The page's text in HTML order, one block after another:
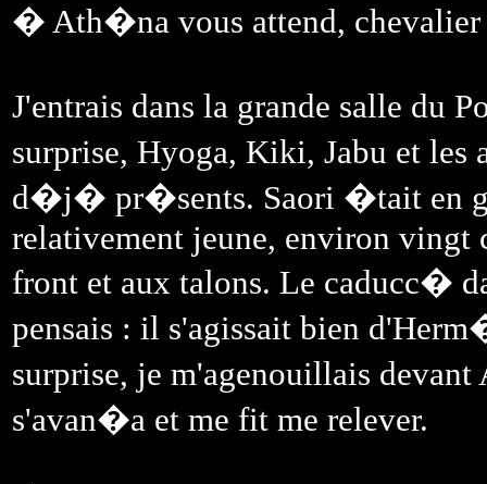
� Ath�na vous attend,
J'entrais dans la grande salle du
surprise, Hyoga, Kiki, Jabu et
d�j� pr�sents. Saori �tait en
relativement jeune, environ vingt
front et aux talons. Le caducc�
pensais : il s'agissait bien
surprise, je m'agenouillais
s'avan�a et me fit me relever.